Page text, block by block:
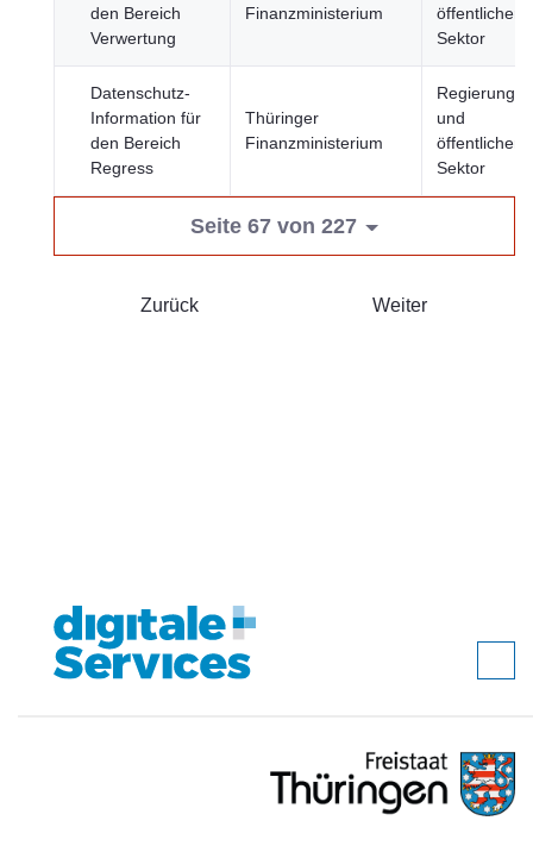
den Bereich
Verwertung
Finanzministerium
öffentlicher
Sektor
Datenschutz-
Information für
den Bereich
Regress
Thüringer
Finanzministerium
Regierung
und
öffentlicher
Sektor
Seite 67 von 227
Zurück Weiter